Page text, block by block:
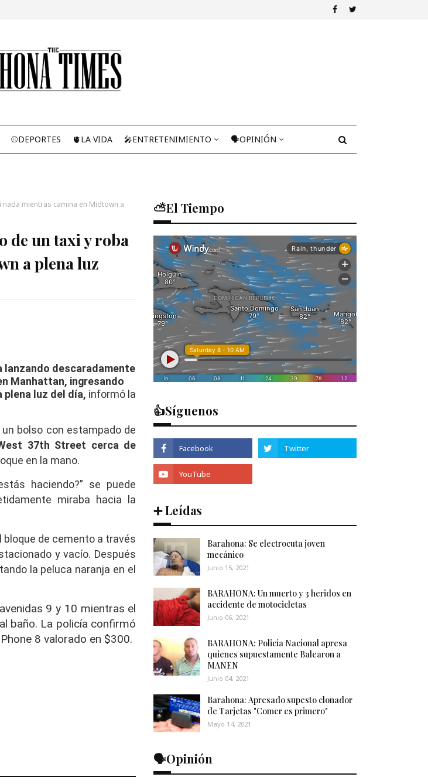
⚾DEPORTES 🫀LA VIDA 🎤ENTRETENIMIENTO 🗣OPINIÓN
mientras camina en Midtown a
de un taxi y roba
a plena luz
lanzando descaradamente
Manhattan, ingresando
plena luz del día, informó la
bolso con estampado de
37th Street cerca de
en la mano.
haciendo?” se puede
miraba hacia la
de cemento a través
y vacío. Después
la peluca naranja en el
9 y 10 mientras el
baño. La policía confirmó
8 valorado en $300.
⛅El Tiempo
👍Síguenos
➕ Leídas
Barahona: Se electrocuta joven
mecánico
Junio 15, 2021
BARAHONA: Un muerto y 3 heridos en
accidente de motocicletas
Junio 06, 2021
BARAHONA: Policía Nacional apresa
quienes supuestamente Balearon a
MANEN
Junio 04, 2021
Barahona: Apresado supesto clonador
de Tarjetas "Comer es primero"
Mayo 14, 2021
🗣️Opinión